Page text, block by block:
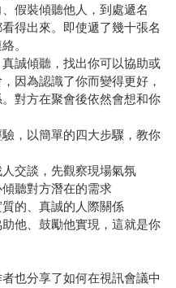
假裝傾聽他人，到處遞名
得出來。即使遞了幾十張名
。
誠傾聽，找出你可以協助或
因為認識了你而變得更好，
對方在聚會後依然會想和你
，以簡單的四大步驟，教你
談，先觀察現場氣氛
聽對方潛在的需求
的、真誠的人際關係
、鼓勵他實現，這就是你
也分享了如何在視訊會議中